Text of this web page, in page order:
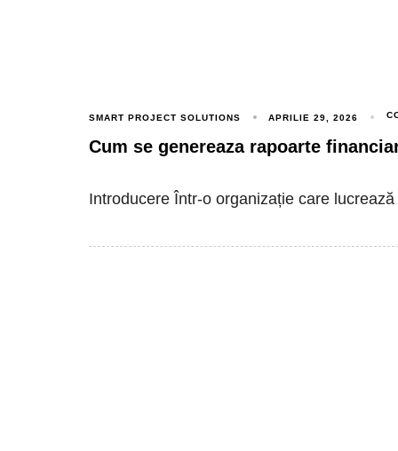
SMART PROJECT SOLUTIONS APRILIE 29, 2026
Cum se genereaza rapoarte
Introducere Într-o organizație care